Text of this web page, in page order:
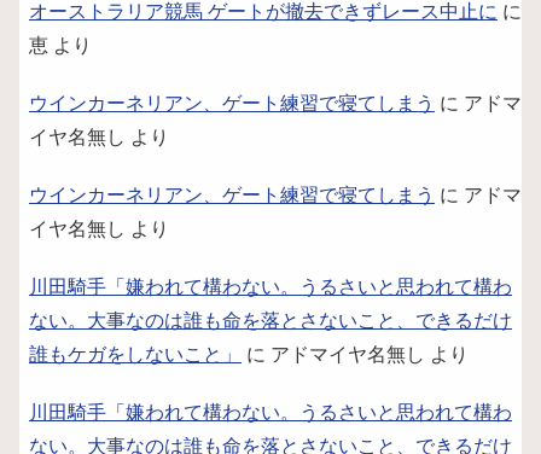
オーストラリア競馬 ゲートが撤去できずレース中止に に
恵 より
ウインカーネリアン、ゲート練習で寝てしまう に アドマ
イヤ名無し より
ウインカーネリアン、ゲート練習で寝てしまう に アドマ
イヤ名無し より
川田騎手「嫌われて構わない。うるさいと思われて構わ
ない。大事なのは誰も命を落とさないこと、できるだけ
誰もケガをしないこと」
に アドマイヤ名無し より
川田騎手「嫌われて構わない。うるさいと思われて構わ
ない。大事なのは誰も命を落とさないこと、できるだけ